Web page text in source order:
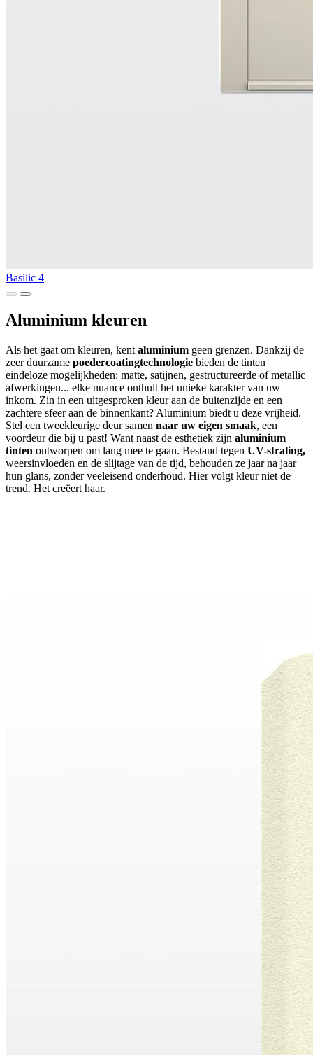
Basilic 4
Aluminium kleuren
Als het gaat om kleuren, kent aluminium geen grenzen. Dankzij de
zeer duurzame poedercoatingtechnologie bieden de tinten
eindeloze mogelijkheden: matte, satijnen, gestructureerde of metallic
afwerkingen... elke nuance onthult het unieke karakter van uw
inkom. Zin in een uitgesproken kleur aan de buitenzijde en een
zachtere sfeer aan de binnenkant? Aluminium biedt u deze vrijheid.
Stel een tweekleurige deur samen naar uw eigen smaak, een
voordeur die bij u past! Want naast de esthetiek zijn aluminium
tinten ontworpen om lang mee te gaan. Bestand tegen UV-straling,
weersinvloeden en de slijtage van de tijd, behouden ze jaar na jaar
hun glans, zonder veeleisend onderhoud. Hier volgt kleur niet de
trend. Het creëert haar.